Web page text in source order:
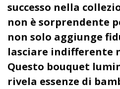
successo nella
non è sorprendente
non solo aggiunge
lasciare indifferente
Questo bouquet
rivela essenze di